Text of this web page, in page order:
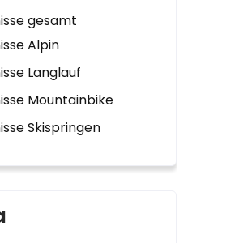
gesamt
Alpin
Langlauf
Mountainbike
Skispringen